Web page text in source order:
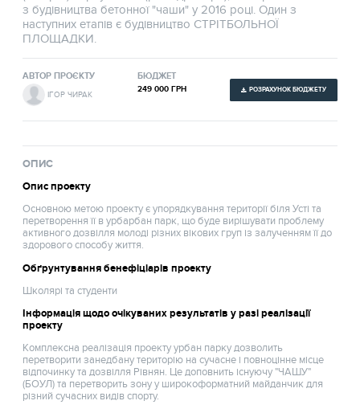
з будівництва бетонної "чаши" у 2016 році. Один з
наступних етапів є будівництво СТРІТБОЛЬНОЇ
ПЛОЩАДКИ.
АВТОР ПРОЄКТУ
ІГОР ЧИРАК
БЮДЖЕТ
249 000 ГРН РОЗРАХУНОК БЮДЖЕТУ
ОПИС
Опис проекту
Основною метою проекту є упорядкування території біля Усті та
перетворення її в урбарбан парк, що буде вирішувати проблему
активного дозвілля молоді різних вікових груп із залученням її до
здорового способу життя.
Обґрунтування бенефіціарів проекту
Школярі та студенти
Інформація щодо очікуваних результатів у разі реалізації
проекту
Комплексна реалізація проекту урбан парку дозволить
перетворити занедбану територію на сучасне і повноцінне місце
відпочинку та дозвілля Рівнян. Це доповнить існуючу "ЧАШУ"
(БОУЛ) та перетворить зону у широкоформатний майданчик для
різний сучасних видів спорту.